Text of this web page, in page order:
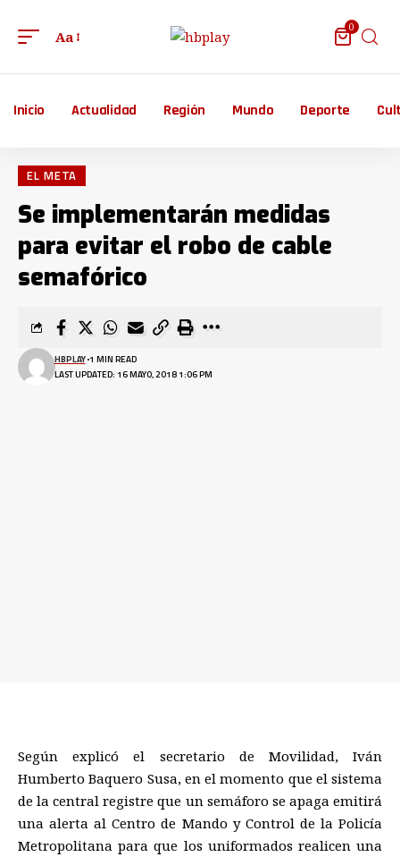
Aa
0
Inicio Actualidad Región Mundo Deporte
EL META
Se implementarán medidas
para evitar el robo de cable
semafórico
LAST UPDATED: 16 MAYO, 2018 1:06 PM
HBPLAY 1 MIN READ
Según explicó el secretario de Movilidad, Iván
Humberto Baquero Susa, en el momento que el sistema
de la central registre que un semáforo se apaga emitirá
una alerta al Centro de Mando y Control de la Policía
Metropolitana para que los uniformados realicen una